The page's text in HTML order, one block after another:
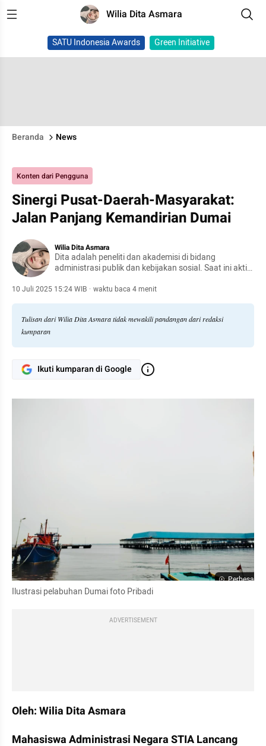
Wilia Dita Asmara
SATU Indonesia Awards Green Initiative
Beranda News
Konten dari Pengguna
Sinergi Pusat-Daerah-Masyarakat:
Jalan Panjang Kemandirian Dumai
Wilia Dita Asmara
Dita adalah peneliti dan akademisi di bidang
administrasi publik dan kebijakan sosial. Saat ini aktif
Dumai. Fokus penelitiannya meliputi isu pendidikan,
10 Juli 2025 15:24 WIB · waktu baca 4 menit
Tulisan dari Wilia Dita Asmara tidak mewakili pandangan dari redaksi
kumparan
Ikuti kumparan di Google
Perbesar
Ilustrasi pelabuhan Dumai foto Pribadi
ADVERTISEMENT
Oleh: Wilia Dita Asmara
Mahasiswa Administrasi Negara STIA Lancang